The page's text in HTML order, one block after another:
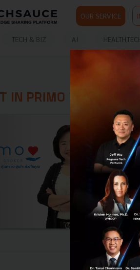
OUR SERVICE
TECH & BIZ AI
IN PRIMO